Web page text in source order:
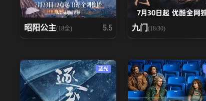
昭阳公主(18全) 5.5 九门 (18/30)
蓝光